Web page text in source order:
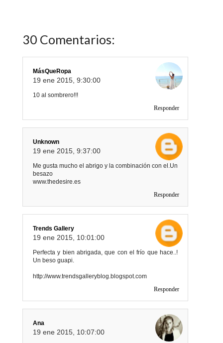
30 Comentarios:
MásQueRopa
19 ene 2015, 9:30:00
10 al sombrero!!!
Responder
Unknown
19 ene 2015, 9:37:00
Me gusta mucho el abrigo y la combinación con el.Un
besazo
www.thedesire.es
Responder
Trends Gallery
19 ene 2015, 10:01:00
Perfecta y bien abrigada, que con el frío que hace..!
Un beso guapi.
http://www.trendsgalleryblog.blogspot.com
Responder
Ana
19 ene 2015, 10:07:00